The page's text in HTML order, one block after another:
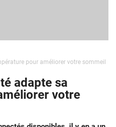
pour améliorer votre sommeil
adapte sa
votre